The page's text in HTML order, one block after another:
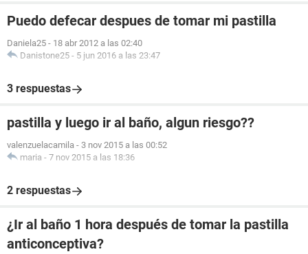
Puedo defecar despues de tomar mi pastilla
Daniela25 - 18 abr 2012 a las 02:40
Danistone25 - 5 jun 2016 a las 23:47
3 respuestas
pastilla y luego ir al baño, algun riesgo??
valenzuelacamila - 3 nov 2015 a las 00:52
maria - 7 nov 2015 a las 18:36
2 respuestas
¿Ir al baño 1 hora después de tomar la pastilla
anticonceptiva?